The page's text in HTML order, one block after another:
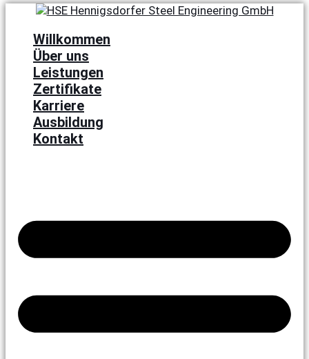
Willkommen
Über uns
Leistungen
Zertifikate
Karriere
Ausbildung
Kontakt